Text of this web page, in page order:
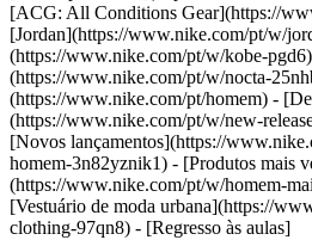
[ACG: All Conditions Gear](https://
[Jordan](https://www.nike.com/pt/w/
(https://www.nike.com/pt/w/kobe-
(https://www.nike.com/pt/w/nocta-
(https://www.nike.com/pt/homem) -
(https://www.nike.com/pt/w/new-
[Novos lançamentos](https://
homem-3n82yznik1) - [Produtos mais
(https://www.nike.com/pt/w/homem-
[Vestuário de moda urbana](https://
clothing-97qn8) - [Regresso às aulas]